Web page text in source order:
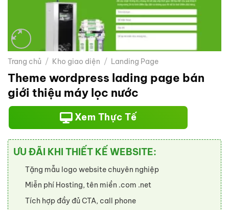
Trang chủ / Kho giao diện / Landing Page
Theme wordpress lading page bán
giới thiệu máy lọc nước
Xem Thực Tế
ƯU ĐÃI KHI THIẾT KẾ WEBSITE:
Tặng mẫu logo website chuyên nghiệp
Miễn phí Hosting, tên miền .com .net
Tích hợp đầy đủ CTA, call phone